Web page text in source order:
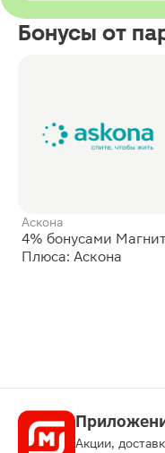
Бонусы от
Аскона
4% бонусами
Плюса: Аскона
Акции,